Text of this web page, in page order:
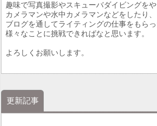
趣味で写真撮影やスキューバダイビングをや
カメラマンや水中カメラマンなどをしたり、
ブログを通してライティングの仕事をもらっ
様々なことに挑戦できればなと思います。
よろしくお願いします。
更新記事